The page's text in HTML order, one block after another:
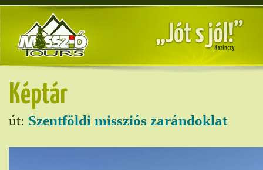
Képtár
út: Szentföldi missziós zarándoklat